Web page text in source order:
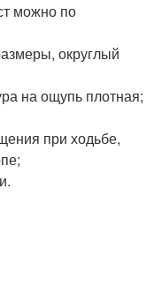
можно по
округлый
на ощупь плотная;
при ходьбе,